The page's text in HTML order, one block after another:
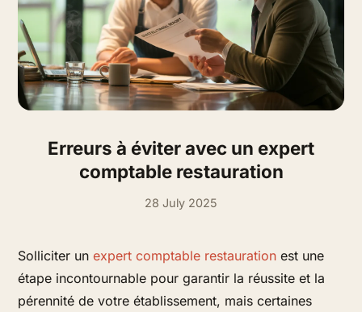
Erreurs à éviter avec un expert
comptable restauration
28 July 2025
Solliciter unexpert comptable restauration est une
étape incontournable pour garantir la réussite et la
pérennité de votre établissement, mais certaines